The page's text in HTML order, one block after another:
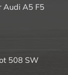
Audi A5 F5
508 SW